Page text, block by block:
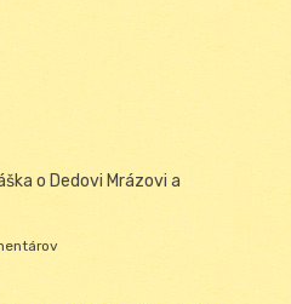
o Dedovi Mrázovi a